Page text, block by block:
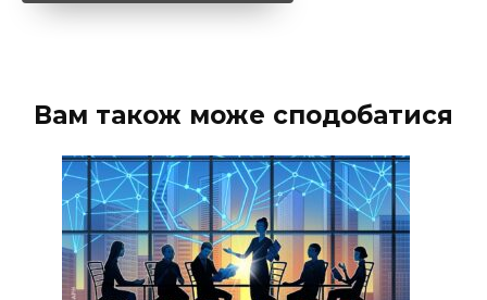
Вам також може сподобатися